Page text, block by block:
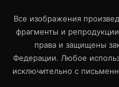
Все изображения
фрагменты и
права и защищены
Федерации. Любое
исключительно с